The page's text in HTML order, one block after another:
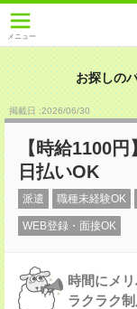
メニュー
お探しの
掲載日 :2026/06/30
【時給1100
日払いOK
派遣 職種未経験OK
WEB登録・面接OK
時間にメリ
ラクラク制